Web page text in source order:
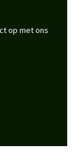
op met ons